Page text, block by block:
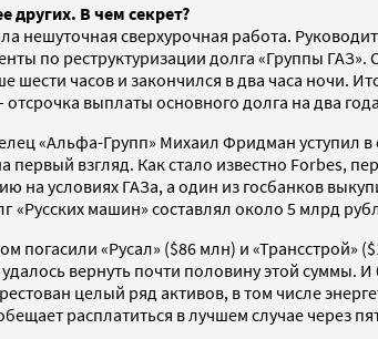
других. В чем секрет?
нешуточная сверхурочная работа.
по реструктуризации долга «Группы
часов и закончился в два часа ночи.
выплаты основного долга на два
«Альфа-Групп» Михаил Фридман уступил
взгляд. Как стало известно Forbes,
на условиях ГАЗа, а один из госбанков
машин» составлял около 5 млрд
погасили «Русал» ($86 млн) и
вернуть почти половину этой
целый ряд активов, в том числе
расплатиться в лучшем случае через